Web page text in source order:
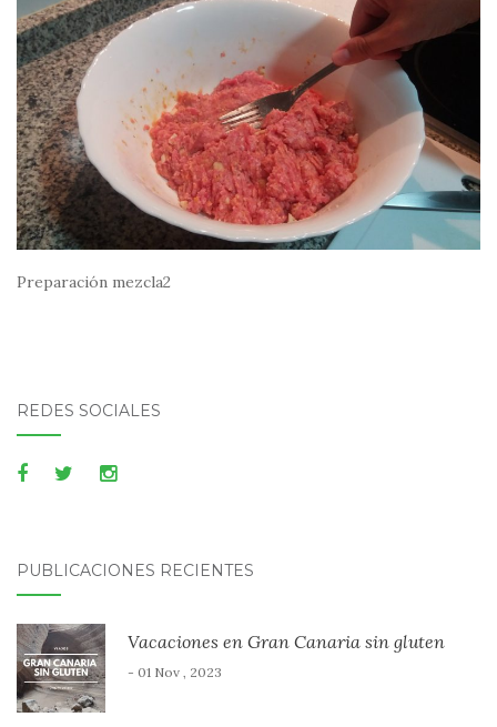
Preparación mezcla2
REDES SOCIALES
PUBLICACIONES RECIENTES
Vacaciones en Gran Canaria sin gluten
- 01 Nov , 2023